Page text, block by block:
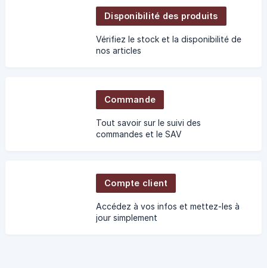
Disponibilité des produits
Vérifiez le stock et la disponibilité de
nos articles
Commande
Tout savoir sur le suivi des
commandes et le SAV
Compte client
Accédez à vos infos et mettez-les à
jour simplement